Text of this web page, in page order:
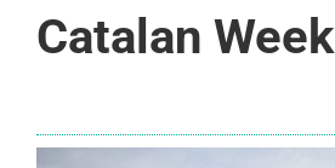
Catalan Week